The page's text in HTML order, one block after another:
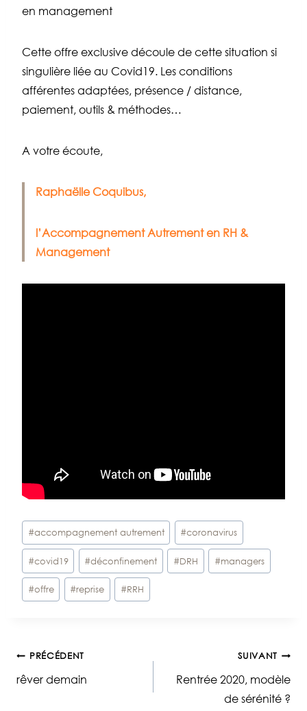
en management
Cette offre exclusive découle de cette situation si
singulière liée au Covid19. Les conditions
afférentes adaptées, présence / distance,
paiement, outils & méthodes…
A votre écoute,
Raphaëlle Coquibus,
l’Accompagnement Autrement en RH &
Management
Étiquettes
de
la
publication :
#accompagnement autrement #coronavirus
#covid19 #déconfinement #DRH #managers
#offre #reprise #RRH
Navigation
PRÉCÉDENT
rêver demain
SUIVANT
Rentrée 2020, modèle
de sérénité ?